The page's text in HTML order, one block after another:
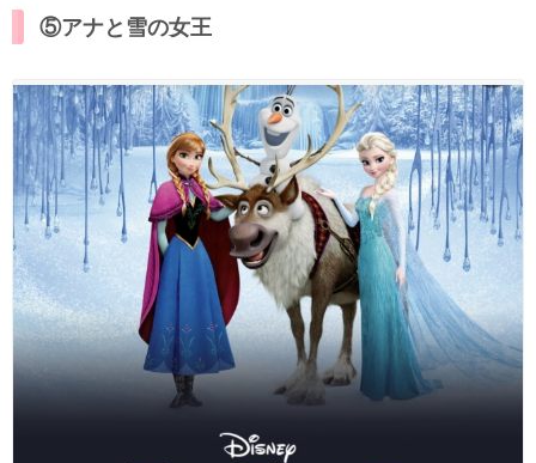
⑤アナと雪の女王